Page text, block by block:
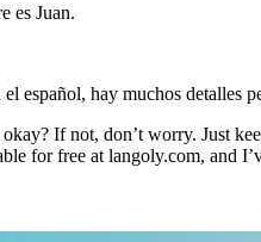
es Juan.
español, hay muchos detalles
If not, don’t worry. Just
for free at langoly.com, and